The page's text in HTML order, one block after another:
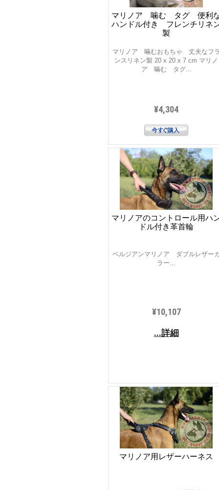
マリノア 噛む タグ 便利
ハンドル付き フレンチリネ
製
マリノア 噛むおもちゃ 丈夫なフ
ンスリネン製 20 x 20 x 7 cm マリノ
ア 噛む タグ...
¥4,304
マリノアのコントロール用ハ
ドル付き革首輪
ベルジアンマリノア ダブルレザー
ラー...
¥10,107
...詳細
マリノア用レザーハーネス